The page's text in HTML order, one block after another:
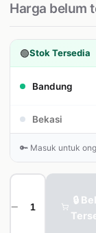
Harga belum
🟢Stok Tersedia
Bandung
Bekasi
🔑 Masuk untuk
−
🔒